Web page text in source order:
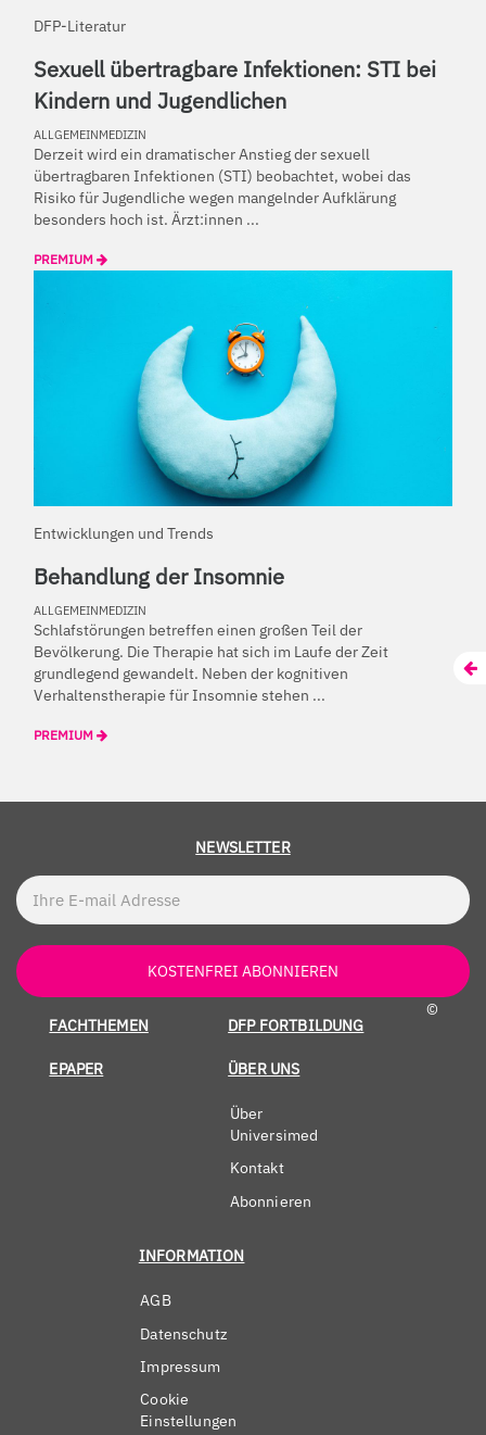
DFP-Literatur
Sexuell übertragbare Infektionen: STI bei
Kindern und Jugendlichen
ALLGEMEINMEDIZIN
Derzeit wird ein dramatischer Anstieg der sexuell
übertragbaren Infektionen (STI) beobachtet, wobei das
Risiko für Jugendliche wegen mangelnder Aufklärung
besonders hoch ist. Ärzt:innen ...
PREMIUM
Entwicklungen und Trends
Behandlung der Insomnie
ALLGEMEINMEDIZIN
Schlafstörungen betreffen einen großen Teil der
Bevölkerung. Die Therapie hat sich im Laufe der Zeit
grundlegend gewandelt. Neben der kognitiven
Verhaltenstherapie für Insomnie stehen ...
PREMIUM
NEWSLETTER
KOSTENFREI ABONNIEREN
FACHTHEMEN DFP FORTBILDUNG
EPAPER ÜBER UNS
Über
Universimed
Kontakt
Abonnieren
INFORMATION
AGB
Datenschutz
Impressum
Cookie
Einstellungen
©